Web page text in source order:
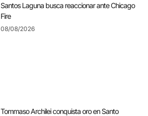
Santos Laguna busca reaccionar ante Chicago
Fire
08/08/2026
Tommaso Archilei conquista oro en Santo